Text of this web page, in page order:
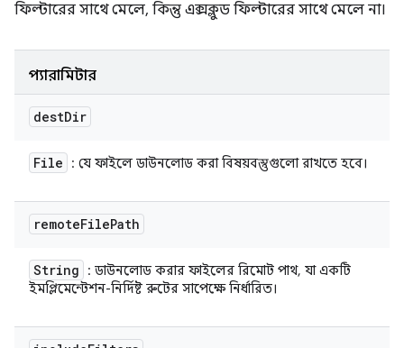
ফিল্টারের সাথে মেলে, কিন্তু এক্সক্লুড ফিল্টারের সাথে মেলে না।
প্যারামিটার
destDir
File : যে ফাইলে ডাউনলোড করা বিষয়বস্তুগুলো রাখতে হবে।
remoteFilePath
String
: ডাউনলোড করার ফাইলের রিমোট পাথ, যা একটি
ইমপ্লিমেন্টেশন-নির্দিষ্ট রুটের সাপেক্ষে নির্ধারিত।